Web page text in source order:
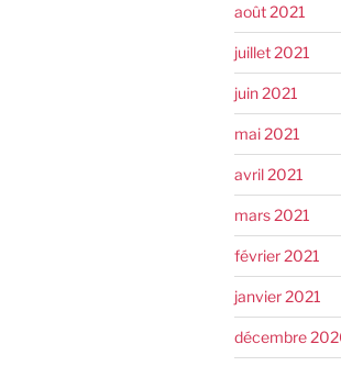
août 2021
juillet 2021
juin 2021
mai 2021
avril 2021
mars 2021
février 2021
janvier 2021
décembre